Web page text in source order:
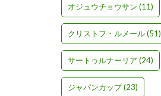
オジュウチョウサン (11)
クリストフ・ルメール(51)
サートゥルナーリア (24)
ジャパンカップ(23)